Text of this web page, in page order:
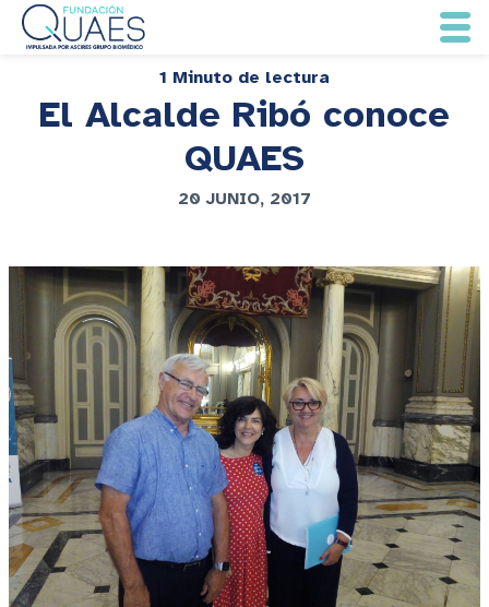
1 Minuto de lectura
El Alcalde Ribó conoce
QUAES
20 JUNIO, 2017